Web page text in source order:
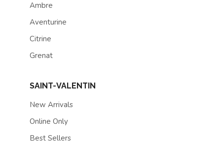
Ambre
Aventurine
Citrine
Grenat
SAINT-VALENTIN
New Arrivals
Online Only
Best Sellers